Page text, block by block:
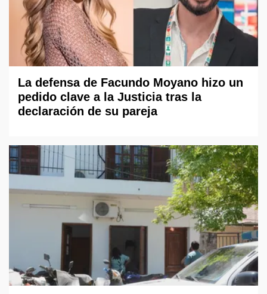
La defensa de Facundo Moyano hizo un
pedido clave a la Justicia tras la
declaración de su pareja